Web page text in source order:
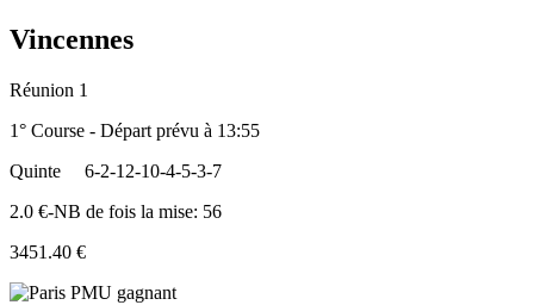
Vincennes
Réunion 1
1° Course - Départ prévu à 13:55
Quinte
6-2-12-10-4-5-3-7
2.0 €-NB de fois la mise: 56
3451.40 €